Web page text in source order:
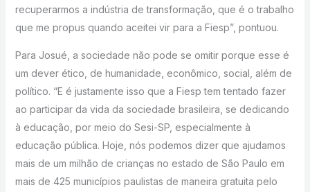
recuperarmos a indústria de transformação, que é o trabalho
que me propus quando aceitei vir para a Fiesp”, pontuou.
Para Josué, a sociedade não pode se omitir porque esse é
um dever ético, de humanidade, econômico, social, além de
político. “E é justamente isso que a Fiesp tem tentado fazer
ao participar da vida da sociedade brasileira, se dedicando
à educação, por meio do Sesi-SP, especialmente à
educação pública. Hoje, nós podemos dizer que ajudamos
mais de um milhão de crianças no estado de São Paulo em
mais de 425 municípios paulistas de maneira gratuita pelo